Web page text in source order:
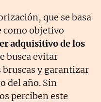
que se basa
como objetivo
adquisitivo de los
busca evitar
y garantizar
del año. Sin
perciben este